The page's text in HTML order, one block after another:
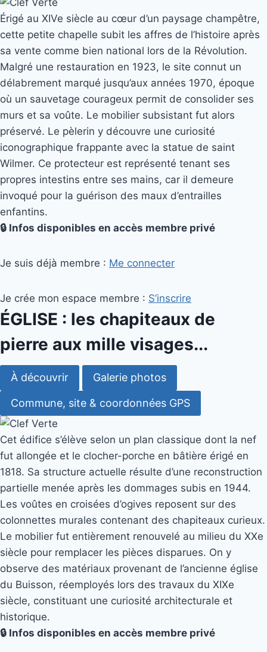
Érigé au XIVe siècle au cœur d’un paysage champêtre,
cette petite chapelle subit les affres de l’histoire après
sa vente comme bien national lors de la Révolution.
Malgré une restauration en 1923, le site connut un
délabrement marqué jusqu’aux années 1970, époque
où un sauvetage courageux permit de consolider ses
murs et sa voûte. Le mobilier subsistant fut alors
préservé. Le pèlerin y découvre une curiosité
iconographique frappante avec la statue de saint
Wilmer. Ce protecteur est représenté tenant ses
propres intestins entre ses mains, car il demeure
invoqué pour la guérison des maux d’entrailles
enfantins.
🔒 Infos disponibles en accès membre privé
Je suis déjà membre : Me connecter
Je crée mon espace membre : S’inscrire
ÉGLISE : les chapiteaux de
pierre aux mille visages...
À découvrir Galerie photos
Commune, site & coordonnées GPS
Cet édifice s’élève selon un plan classique dont la nef
fut allongée et le clocher-porche en bâtière érigé en
1818. Sa structure actuelle résulte d’une reconstruction
partielle menée après les dommages subis en 1944.
Les voûtes en croisées d’ogives reposent sur des
colonnettes murales contenant des chapiteaux curieux.
Le mobilier fut entièrement renouvelé au milieu du XXe
siècle pour remplacer les pièces disparues. On y
observe des matériaux provenant de l’ancienne église
du Buisson, réemployés lors des travaux du XIXe
siècle, constituant une curiosité architecturale et
historique.
🔒 Infos disponibles en accès membre privé